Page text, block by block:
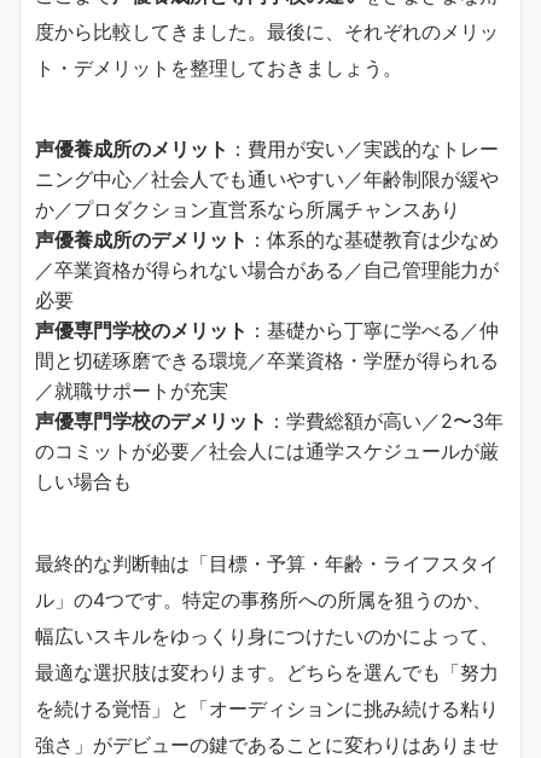
度から比較してきました。最後に、それぞれのメリッ
ト・デメリットを整理しておきましょう。
声優養成所のメリット ：費用が安い／実践的なトレー
ニング中心／社会人でも通いやすい／年齢制限が緩や
か／プロダクション直営系なら所属チャンスあり
声優養成所のデメリット ：体系的な基礎教育は少なめ
／卒業資格が得られない場合がある／自己管理能力が
必要
声優専門学校のメリット ：基礎から丁寧に学べる／仲
間と切磋琢磨できる環境／卒業資格・学歴が得られる
／就職サポートが充実
声優専門学校のデメリット ：学費総額が高い／2〜3年
のコミットが必要／社会人には通学スケジュールが厳
しい場合も
最終的な判断軸は「目標・予算・年齢・ライフスタイ
ル」の4つです。特定の事務所への所属を狙うのか、
幅広いスキルをゆっくり身につけたいのかによって、
最適な選択肢は変わります。どちらを選んでも「努力
を続ける覚悟」と「オーディションに挑み続ける粘り
強さ」がデビューの鍵であることに変わりはありませ